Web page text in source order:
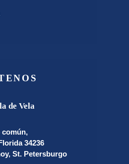
de Vela
común,
34236
St. Petersburgo